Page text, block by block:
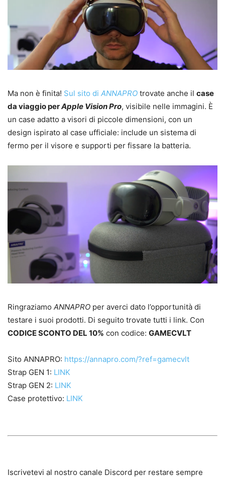
Ma non è finita! Sul sito di ANNAPRO trovate anche il case
da viaggio perApple Vision Pro, visibile nelle immagini. È
un case adatto a visori di piccole dimensioni, con un
design ispirato al case ufficiale: include un sistema di
fermo per il visore e supporti per fissare la batteria.
Ringraziamo ANNAPRO per averci dato l’opportunità di
testare i suoi prodotti. Di seguito trovate tutti i link. Con
CODICE SCONTO DEL 10% con codice: GAMECVLT
Sito ANNAPRO: https://annapro.com/?ref=gamecvlt
Strap GEN 1: LINK
Strap GEN 2: LINK
Case protettivo: LINK
Iscrivetevi al nostro canale Discord per restare sempre